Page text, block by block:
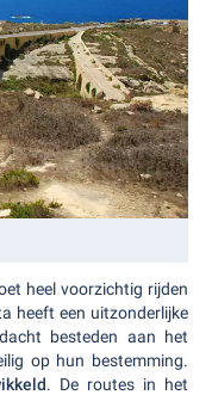
heel voorzichtig rijden
heeft een uitzonderlijke
besteden aan het
op hun bestemming.
. De routes in het